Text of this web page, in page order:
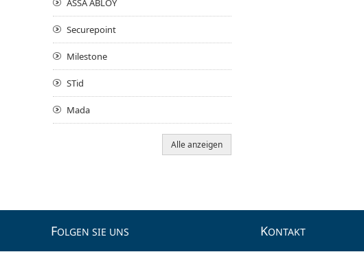
ASSA ABLOY
Securepoint
Milestone
STid
Mada
Alle anzeigen
FOLGEN SIE UNS KONTAKT